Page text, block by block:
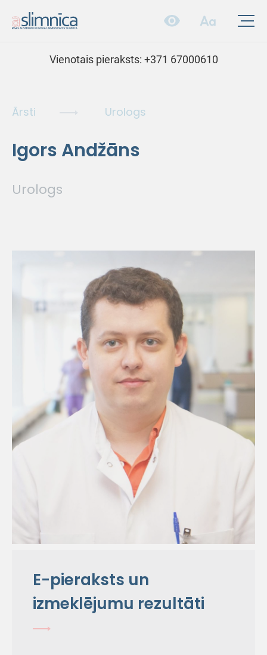
Vienotais pieraksts: +371 67000610
Ārsti Urologs
Igors Andžāns
Urologs
E-pieraksts un
izmeklējumu rezultāti